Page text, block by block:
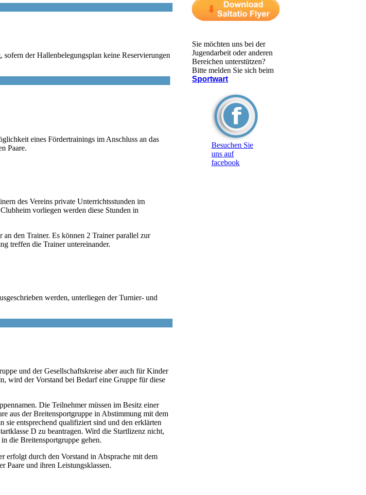
der Hallenbelegungsplan keine Reservierungen
eines Fördertrainings im Anschluss an das
Paare.
des Vereins private Unterrichtsstunden im
vorliegen werden diese Stunden in
den Trainer. Es können 2 Trainer parallel zur
treffen die Trainer untereinander.
werden, unterliegen der Turnier- und
und der Gesellschaftskreise aber auch für Kinder
wird der Vorstand bei Bedarf eine Gruppe für diese
Die Teilnehmer müssen im Besitz einer
aus der Breitensportgruppe in Abstimmung mit dem
entsprechend qualifiziert sind und den erklärten
D zu beantragen. Wird die Startlizenz nicht,
die Breitensportgruppe gehen.
erfolgt durch den Vorstand in Absprache mit dem
Paare und ihren Leistungsklassen.
Sie möchten uns bei der
Jugendarbeit oder anderen
Bereichen unterstützen?
Bitte melden Sie sich beim
Sportwart
Besuchen Sie
uns auf
facebook